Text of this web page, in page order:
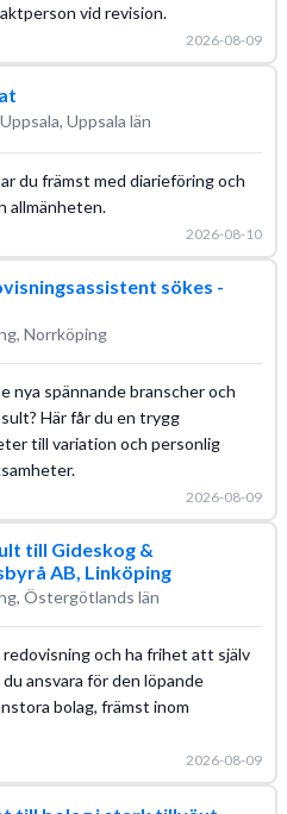
vid revision.
2026-08-09
Uppsala, Uppsala län
du främst med diarieföring och
allmänheten.
2026-08-10
sökes -
Norrköping
nya spännande branscher och
Här får du en trygg
till variation och personlig
2026-08-09
till Gideskog &
AB, Linköping
Östergötlands län
och ha frihet att själv
ansvara för den löpande
bolag, främst inom
2026-08-09